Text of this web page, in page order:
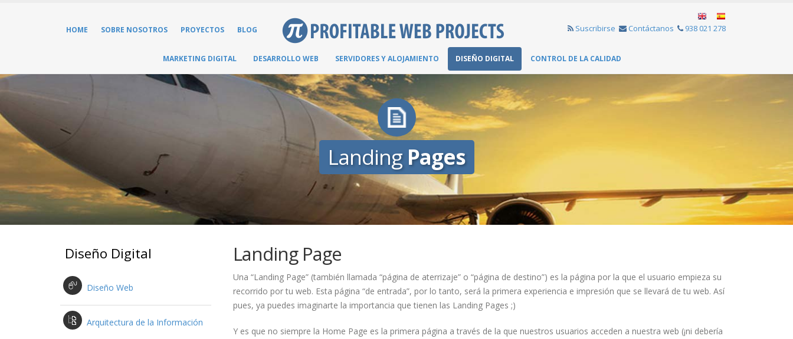
HOME SOBRE NOSOTROS PROYECTOS BLOG Suscribirse Contáctanos 938 021 278
MARKETING DIGITAL DESARROLLO WEB SERVIDORES Y ALOJAMIENTO DISEÑO DIGITAL CONTROL DE LA CALIDAD
Landing Pages
Diseño Digital
Diseño Web
Arquitectura de la Información
Landing Page
Una “Landing Page” (también llamada “página de aterrizaje” o “página de destino”) es la página por la que el usuario empieza su
recorrido por tu web. Esta página “de entrada”, por lo tanto, será la primera experiencia e impresión que se llevará de tu web. Así
pues, ya puedes imaginarte la importancia que tienen las Landing Pages ;)
Y es que no siempre la Home Page es la primera página a través de la que nuestros usuarios acceden a nuestra web (¡ni debería